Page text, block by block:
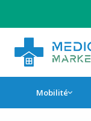
Mobilité